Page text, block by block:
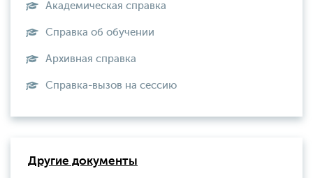
Академическая справка
Справка об обучении
Архивная справка
Справка-вызов на сессию
Другие документы